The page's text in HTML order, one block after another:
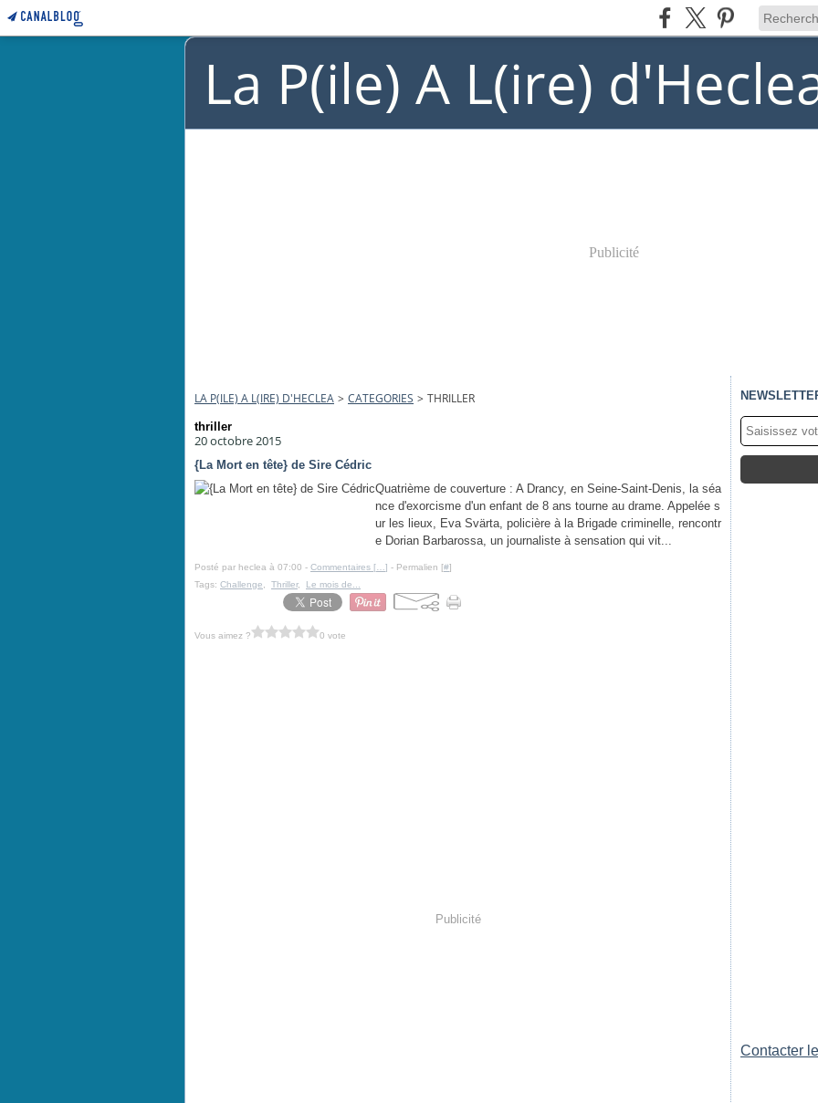
La P(ile) A L(ire)
Publicité
LA P(ILE) A L(IRE) D'HECLEA > CATEGORIES > THRILLER
thriller
20 octobre 2015
{La Mort en tête} de Sire Cédric
Quatrième de couverture : A Drancy, en Seine-Saint-Denis, la séa
nce d'exorcisme d'un enfant de 8 ans tourne au drame. Appelée s
ur les lieux, Eva Svärta, policière à la Brigade criminelle, rencontr
e Dorian Barbarossa, un journaliste à sensation qui vit...
Posté par heclea à 07:00 - Commentaires [ ] - Permalien [#]
Tags: Challenge Thriller, Le mois de...
Vous aimez ? 0 vote
Publicité
Contacter